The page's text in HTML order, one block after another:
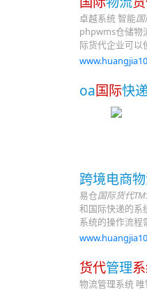
卓越系统 智能
phpwms仓储物
际货代企业可以
oa国际快
跨境电商
易仓国际货代
和国际快递的系
系统的操作流程
货代管理
物流管理系统